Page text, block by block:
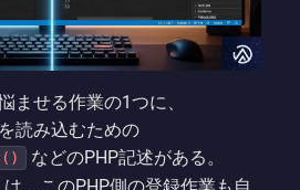
ませる作業の1つに、
読み込むための
などのPHP記述がある。